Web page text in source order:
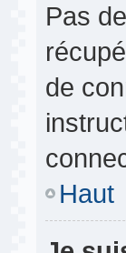
Pas
de
Haut